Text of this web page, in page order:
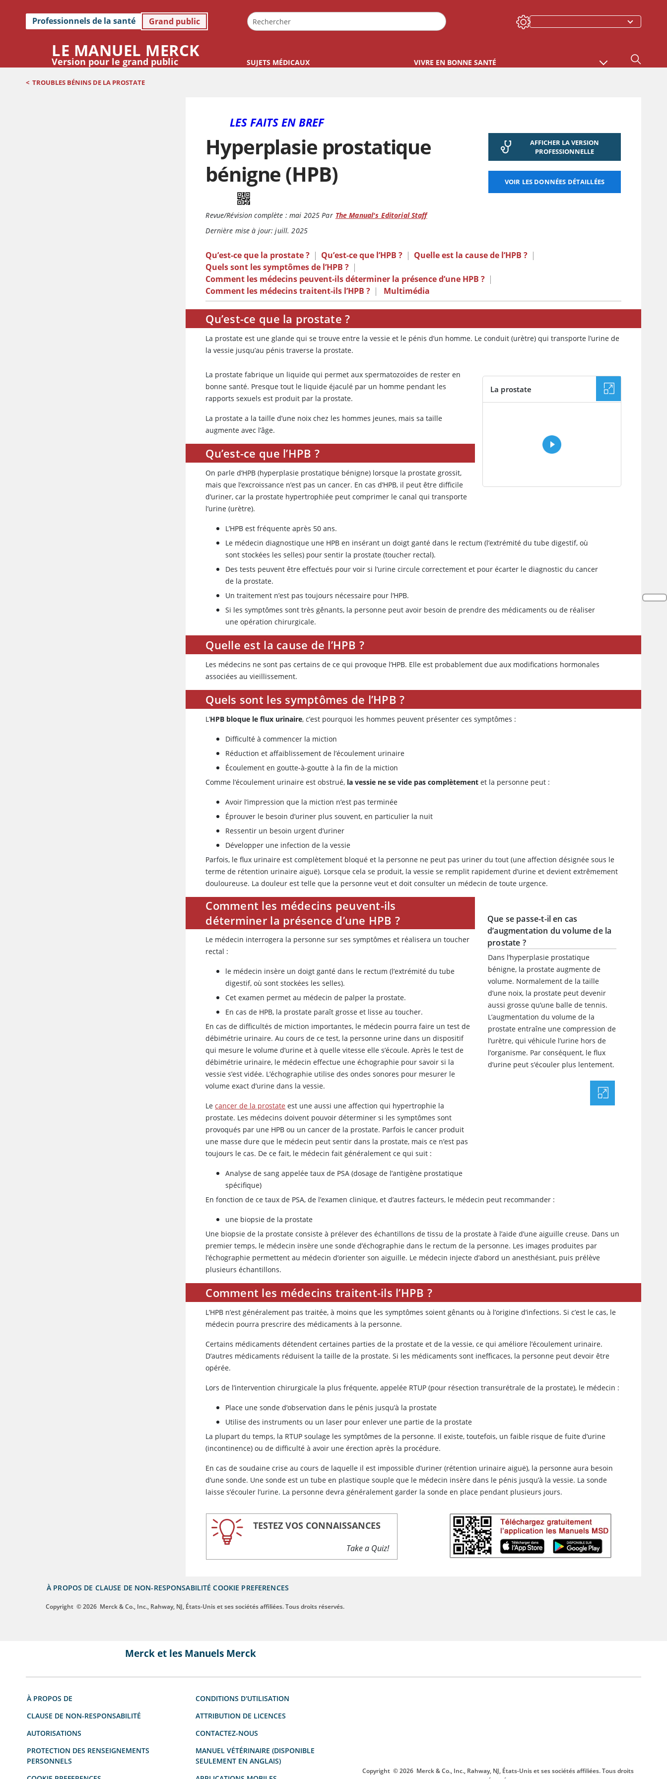
Professionnels de la santé Grand public
LE MANUEL MERCK
Version pour le grand public SUJETS MÉDICAUX VIVRE EN BONNE SANTÉ
< TROUBLES BÉNINS DE LA PROSTATE
LES FAITS EN BREF
Hyperplasie prostatique
bénigne (HPB)
Revue/Révision complète : mai 2025 Par The Manual's Editorial Staff
Dernière mise à jour: juill. 2025
AFFICHER LA VERSION
PROFESSIONNELLE
VOIR LES DONNÉES DÉTAILLÉES
Qu’est-ce que la prostate ? | Qu’est-ce que l’HPB ? | Quelle est la cause de l’HPB ? |
Quels sont les symptômes de l’HPB ? |
Comment les médecins peuvent-ils déterminer la présence d’une HPB ? |
Comment les médecins traitent-ils l’HPB ? | Multimédia
Qu’est-ce que la prostate ?
La prostate est une glande qui se trouve entre la vessie et le pénis d’un homme. Le conduit (urètre) qui transporte l’urine de
la vessie jusqu’au pénis traverse la prostate.
La prostate
La prostate fabrique un liquide qui permet aux spermatozoïdes de rester en
bonne santé. Presque tout le liquide éjaculé par un homme pendant les
rapports sexuels est produit par la prostate.
La prostate a la taille d’une noix chez les hommes jeunes, mais sa taille
augmente avec l’âge.
Qu’est-ce que l’HPB ?
On parle d’HPB (hyperplasie prostatique bénigne) lorsque la prostate grossit,
mais que l’excroissance n’est pas un cancer. En cas d’HPB, il peut être difficile
d’uriner, car la prostate hypertrophiée peut comprimer le canal qui transporte
l’urine (urètre).
L’HPB est fréquente après 50 ans.
Le médecin diagnostique une HPB en insérant un doigt ganté dans le rectum (l’extrémité du tube digestif, où
sont stockées les selles) pour sentir la prostate (toucher rectal).
Des tests peuvent être effectués pour voir si l’urine circule correctement et pour écarter le diagnostic du cancer
de la prostate.
Un traitement n’est pas toujours nécessaire pour l’HPB.
Si les symptômes sont très gênants, la personne peut avoir besoin de prendre des médicaments ou de réaliser
une opération chirurgicale.
Quelle est la cause de l’HPB ?
Les médecins ne sont pas certains de ce qui provoque l’HPB. Elle est probablement due aux modifications hormonales
associées au vieillissement.
Quels sont les symptômes de l’HPB ?
L’HPB bloque le flux urinaire, c’est pourquoi les hommes peuvent présenter ces symptômes :
Difficulté à commencer la miction
Réduction et affaiblissement de l’écoulement urinaire
Écoulement en goutte-à-goutte à la fin de la miction
Comme l’écoulement urinaire est obstrué, la vessie ne se vide pas complètement et la personne peut :
Avoir l’impression que la miction n’est pas terminée
Éprouver le besoin d’uriner plus souvent, en particulier la nuit
Ressentir un besoin urgent d’uriner
Développer une infection de la vessie
Parfois, le flux urinaire est complètement bloqué et la personne ne peut pas uriner du tout (une affection désignée sous le
terme de rétention urinaire aiguë). Lorsque cela se produit, la vessie se remplit rapidement d’urine et devient extrêmement
douloureuse. La douleur est telle que la personne veut et doit consulter un médecin de toute urgence.
Que se passe-t-il en cas
d’augmentation du volume de la
prostate ?
Dans l’hyperplasie prostatique
bénigne, la prostate augmente de
volume. Normalement de la taille
d’une noix, la prostate peut devenir
aussi grosse qu’une balle de tennis.
L’augmentation du volume de la
prostate entraîne une compression de
l’urètre, qui véhicule l’urine hors de
l’organisme. Par conséquent, le flux
d’urine peut s’écouler plus lentement.
Comment les médecins peuvent-ils
déterminer la présence d’une HPB ?
Le médecin interrogera la personne sur ses symptômes et réalisera un toucher
rectal :
le médecin insère un doigt ganté dans le rectum (l’extrémité du tube
digestif, où sont stockées les selles).
Cet examen permet au médecin de palper la prostate.
En cas de HPB, la prostate paraît grosse et lisse au toucher.
En cas de difficultés de miction importantes, le médecin pourra faire un test de
débimétrie urinaire. Au cours de ce test, la personne urine dans un dispositif
qui mesure le volume d’urine et à quelle vitesse elle s’écoule. Après le test de
débimétrie urinaire, le médecin effectue une échographie pour savoir si la
vessie s’est vidée. L’échographie utilise des ondes sonores pour mesurer le
volume exact d’urine dans la vessie.
Lecancer de la prostate est une aussi une affection qui hypertrophie la
prostate. Les médecins doivent pouvoir déterminer si les symptômes sont
provoqués par une HPB ou un cancer de la prostate. Parfois le cancer produit
une masse dure que le médecin peut sentir dans la prostate, mais ce n’est pas
toujours le cas. De ce fait, le médecin fait généralement ce qui suit :
Analyse de sang appelée taux de PSA (dosage de l’antigène prostatique
spécifique)
En fonction de ce taux de PSA, de l’examen clinique, et d’autres facteurs, le médecin peut recommander :
une biopsie de la prostate
Une biopsie de la prostate consiste à prélever des échantillons de tissu de la prostate à l’aide d’une aiguille creuse. Dans un
premier temps, le médecin insère une sonde d’échographie dans le rectum de la personne. Les images produites par
l’échographie permettent au médecin d’orienter son aiguille. Le médecin injecte d’abord un anesthésiant, puis prélève
plusieurs échantillons.
Comment les médecins traitent-ils l’HPB ?
L’HPB n’est généralement pas traitée, à moins que les symptômes soient gênants ou à l’origine d’infections. Si c’est le cas, le
médecin pourra prescrire des médicaments à la personne.
Certains médicaments détendent certaines parties de la prostate et de la vessie, ce qui améliore l’écoulement urinaire.
D’autres médicaments réduisent la taille de la prostate. Si les médicaments sont inefficaces, la personne peut devoir être
opérée.
Lors de l’intervention chirurgicale la plus fréquente, appelée RTUP (pour résection transurétrale de la prostate), le médecin :
Place une sonde d’observation dans le pénis jusqu’à la prostate
Utilise des instruments ou un laser pour enlever une partie de la prostate
La plupart du temps, la RTUP soulage les symptômes de la personne. Il existe, toutefois, un faible risque de fuite d’urine
(incontinence) ou de difficulté à avoir une érection après la procédure.
En cas de soudaine crise au cours de laquelle il est impossible d’uriner (rétention urinaire aiguë), la personne aura besoin
d’une sonde. Une sonde est un tube en plastique souple que le médecin insère dans le pénis jusqu’à la vessie. La sonde
laisse s’écouler l’urine. La personne devra généralement garder la sonde en place pendant plusieurs jours.
TESTEZ VOS CONNAISSANCES
Take a Quiz!
À PROPOS DE CLAUSE DE NON-RESPONSABILITÉ COOKIE PREFERENCES
Copyright © 2026 Merck & Co., Inc., Rahway, NJ, États-Unis et ses sociétés affiliées. Tous droits réservés.
Merck et les Manuels Merck
À PROPOS DE
CLAUSE DE NON-RESPONSABILITÉ
AUTORISATIONS
PROTECTION DES RENSEIGNEMENTS
PERSONNELS
CONDITIONS D'UTILISATION
ATTRIBUTION DE LICENCES
CONTACTEZ-NOUS
MANUEL VÉTÉRINAIRE (DISPONIBLE
SEULEMENT EN ANGLAIS)
Copyright © 2026 Merck & Co., Inc., Rahway, NJ, États-Unis et ses sociétés affiliées. Tous droits